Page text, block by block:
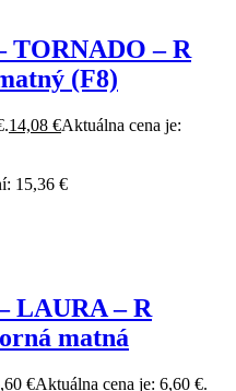
TORNADO – R
(F8)
14,08 €Aktuálna cena je:
15,36 €
LAURA – R
matná
€Aktuálna cena je: 6,60 €.